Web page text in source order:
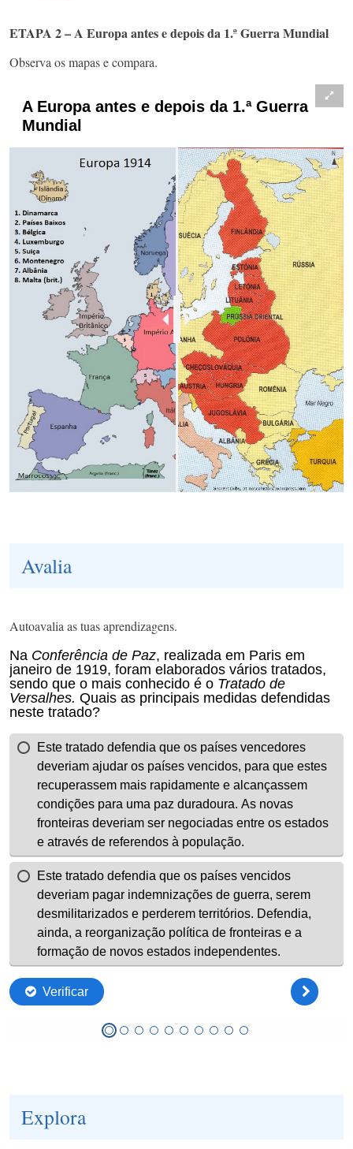
ETAPA 2 – A Europa antes e depois da 1.ª Guerra Mundial
Observa os mapas e compara.
Avalia
Autoavalia as tuas aprendizagens.
Explora